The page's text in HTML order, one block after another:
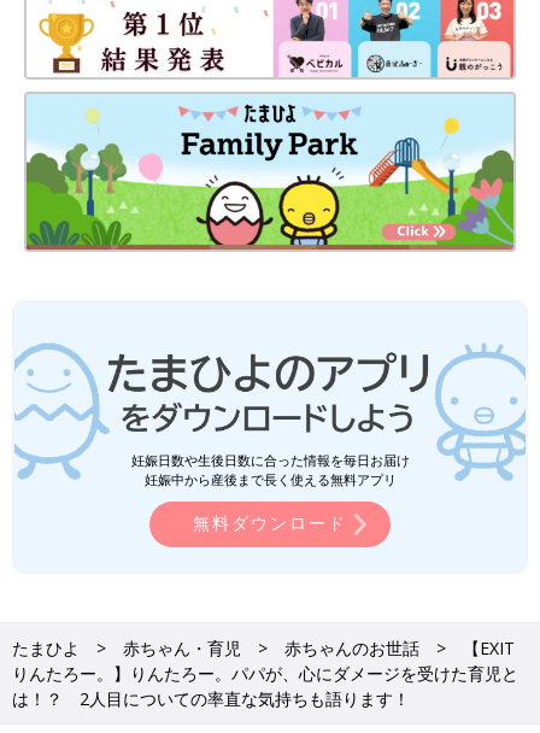
妊娠日数や生後日数に合った情報を毎日お届け
妊娠中から産後まで長く使える無料アプリ
無料ダウンロード
たまひよ 赤ちゃん・育児 赤ちゃんのお世話
【EXIT
りんたろー。】りんたろー。パパが、心にダメージを受けた育児と
は！？ 2人目についての率直な気持ちも語ります！